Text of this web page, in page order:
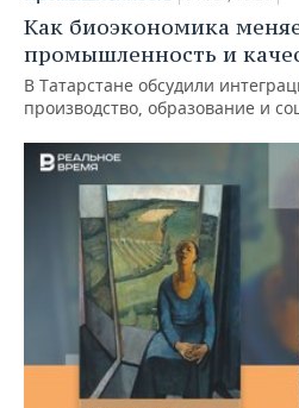
Как биоэкономика
промышленность и
В Татарстане обсудили
производство, образование и